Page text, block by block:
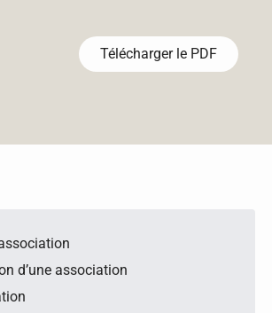
Télécharger le PDF
d’une association